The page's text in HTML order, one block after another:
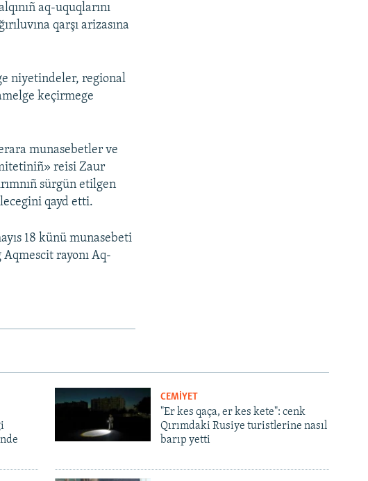
aq-uquqlarını
qarşı arizasına
niyetindeler, regional
keçirmege
munasebetler ve
reisi Zaur
sürgün etilgen
qayd etti.
18 künü munasebeti
rayonı Aq-
CEMİYET
"Er kes qaça, er kes kete": cenk
Qırımdaki Rusiye turistlerine nasıl
barıp yetti